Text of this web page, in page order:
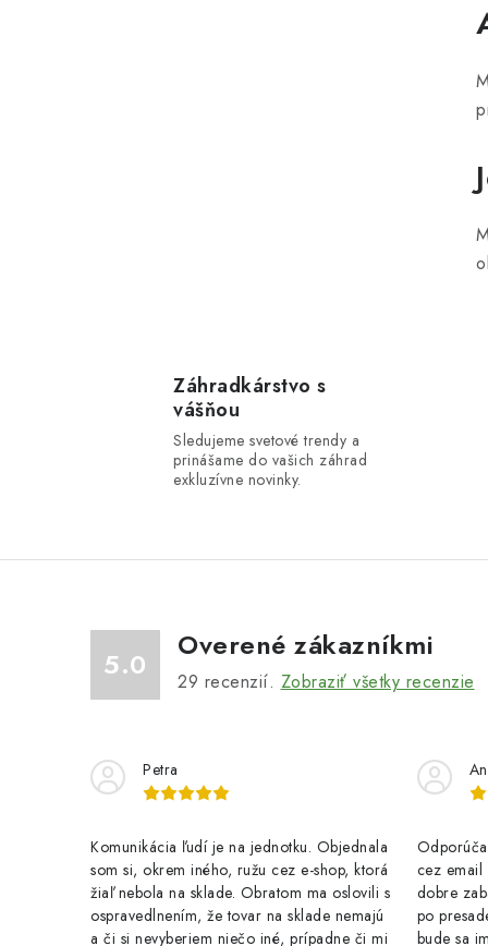
Záhradkárstvo s
vášňou
Sledujeme svetové trendy a
prinášame do vašich záhrad
exkluzívne novinky.
5.0
Overené zákazníkmi
29 recenzií. Zobraziť všetky recenzie
Petra
Komunikácia ľudí je na jednotku. Objednala
som si, okrem iného, ružu cez e-shop, ktorá
žiaľ nebola na sklade. Obratom ma oslovili s
ospravedlnením, že tovar na sklade nemajú
a či si nevyberiem niečo iné, prípadne či mi
cez email
dobre
po
bude sa